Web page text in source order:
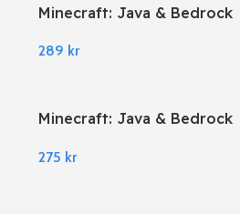
Minecraft: Java & Bedrock
289 kr
Minecraft: Java & Bedrock
275 kr